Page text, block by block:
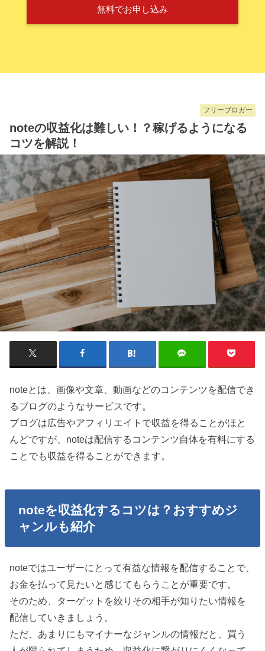
無料でお申し込み
フリーブロガー
noteの収益化は難しい！？稼げるようになる
コツを解説！
noteとは、画像や文章、動画などのコンテンツを配信でき
るブログのようなサービスです。
ブログは広告やアフィリエイトで収益を得ることがほと
んどですが、noteは配信するコンテンツ自体を有料にする
ことでも収益を得ることができます。
noteを収益化するコツは？おすすめジ
ャンルも紹介
noteではユーザーにとって有益な情報を配信することで、
お金を払って見たいと感じてもらうことが重要です。
そのため、ターゲットを絞りその相手が知りたい情報を
配信していきましょう。
ただ、あまりにもマイナーなジャンルの情報だと、買う